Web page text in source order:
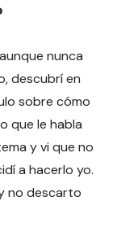
nunca
descubrí en
sobre cómo
que le habla
y vi que no
a hacerlo yo.
no descarto